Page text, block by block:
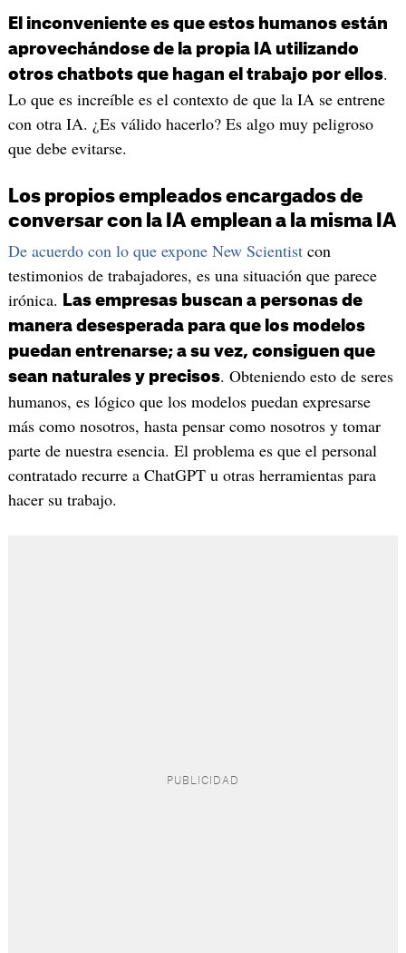
El inconveniente es que estos humanos están
aprovechándose de la propia IA utilizando
otros chatbots que hagan el trabajo por ellos.
Lo que es increíble es el contexto de que la IA se entrene
con otra IA. ¿Es válido hacerlo? Es algo muy peligroso
que debe evitarse.
Los propios empleados encargados de
conversar con la IA emplean a la misma IA
De acuerdo con lo que expone New Scientist con
testimonios de trabajadores, es una situación que parece
irónica.
Las empresas buscan a personas de
manera desesperada para que los modelos
puedan entrenarse; a su vez, consiguen que
sean naturales y precisos. Obteniendo esto de seres
humanos, es lógico que los modelos puedan expresarse
más como nosotros, hasta pensar como nosotros y tomar
parte de nuestra esencia. El problema es que el personal
contratado recurre a ChatGPT u otras herramientas para
hacer su trabajo.